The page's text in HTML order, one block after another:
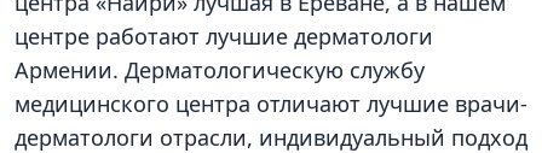
центре работают лучшие дерматологи
Армении. Дерматологическую службу
медицинского центра отличают лучшие врачи-
дерматологи отрасли, индивидуальный подход